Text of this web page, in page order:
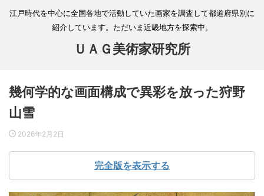
江戸時代を中心に全国各地で活動していた画家を調査して都道府県別に
紹介しています。ただいま近畿地方を探索中。
ＵＡＧ美術家研究所
幾何学的な画面構成で異彩を放った狩野
山雪
2026年2月2日
完全版を表示する